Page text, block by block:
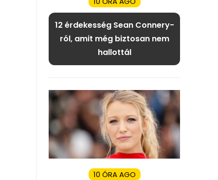
12 érdekesség Sean Connery-
ról, amit még biztosan nem
hallottál
10 ÓRA AGO